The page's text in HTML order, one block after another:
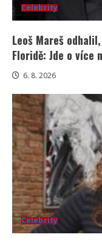
Celebrity
Leoš Mareš
Floridě: Jde o více
6. 8. 2026
Celebrity